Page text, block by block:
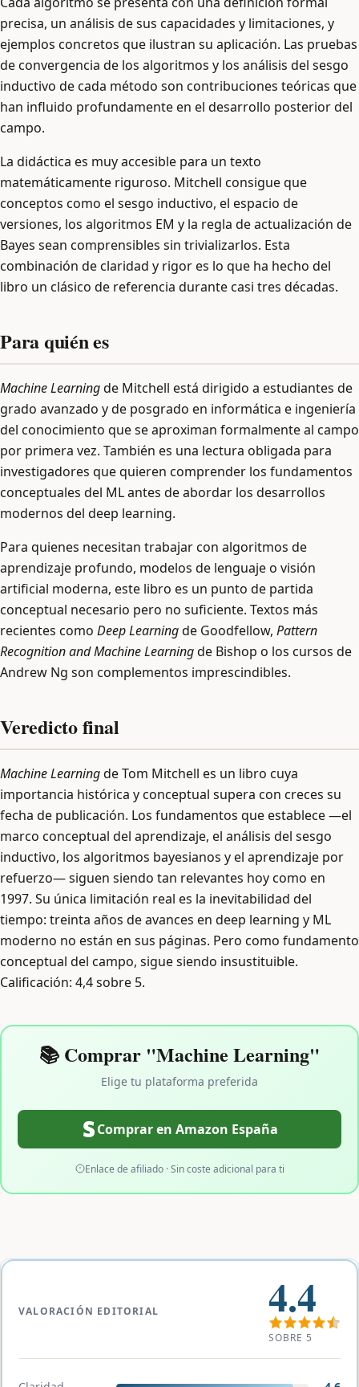
precisa, un análisis de sus capacidades y limitaciones, y
ejemplos concretos que ilustran su aplicación. Las pruebas
de convergencia de los algoritmos y los análisis del sesgo
inductivo de cada método son contribuciones teóricas que
han influido profundamente en el desarrollo posterior del
campo.
La didáctica es muy accesible para un texto
matemáticamente riguroso. Mitchell consigue que
conceptos como el sesgo inductivo, el espacio de
versiones, los algoritmos EM y la regla de actualización de
Bayes sean comprensibles sin trivializarlos. Esta
combinación de claridad y rigor es lo que ha hecho del
libro un clásico de referencia durante casi tres décadas.
Para quién es
Machine Learningde Mitchell está dirigido a estudiantes de
grado avanzado y de posgrado en informática e ingeniería
del conocimiento que se aproximan formalmente al campo
por primera vez. También es una lectura obligada para
investigadores que quieren comprender los fundamentos
conceptuales del ML antes de abordar los desarrollos
modernos del deep learning.
Para quienes necesitan trabajar con algoritmos de
aprendizaje profundo, modelos de lenguaje o visión
artificial moderna, este libro es un punto de partida
conceptual necesario pero no suficiente. Textos más
recientes como Deep Learningde Goodfellow, Pattern
Recognition and Machine Learningde Bishop o los cursos de
Andrew Ng son complementos imprescindibles.
Veredicto final
Machine Learningde Tom Mitchell es un libro cuya
importancia histórica y conceptual supera con creces su
fecha de publicación. Los fundamentos que establece —el
marco conceptual del aprendizaje, el análisis del sesgo
inductivo, los algoritmos bayesianos y el aprendizaje por
refuerzo— siguen siendo tan relevantes hoy como en
1997. Su única limitación real es la inevitabilidad del
tiempo: treinta años de avances en deep learning y ML
moderno no están en sus páginas. Pero como fundamento
conceptual del campo, sigue siendo insustituible.
Calificación: 4,4 sobre 5.
📚 Comprar "Machine Learning"
Elige tu plataforma preferida
Comprar en Amazon España
Enlace de afiliado · Sin coste adicional para ti
VALORACIÓN EDITORIAL 4.4
SOBRE 5